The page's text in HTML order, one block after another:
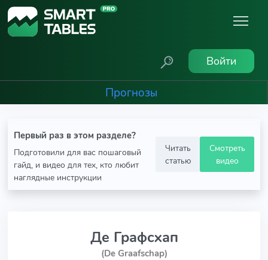
Войти
Прогнозы
Первый раз в этом разделе?
Подготовили для вас пошаговый
гайд, и видео для тех, кто любит
наглядные инструкции
Читать
статью
Смотреть
видео
Де Графсхап
(De Graafschap)